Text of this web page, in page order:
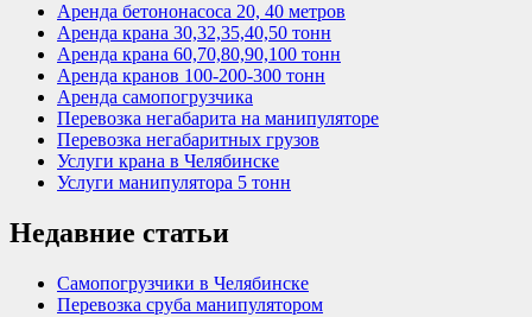
Аренда бетононасоса 20, 40 метров
Аренда крана 30,32,35,40,50 тонн
Аренда крана 60,70,80,90,100 тонн
Аренда кранов 100-200-300 тонн
Аренда самопогрузчика
Перевозка негабарита на манипуляторе
Перевозка негабаритных грузов
Услуги крана в Челябинске
Услуги манипулятора 5 тонн
Недавние статьи
Самопогрузчики в Челябинске
Перевозка сруба манипулятором